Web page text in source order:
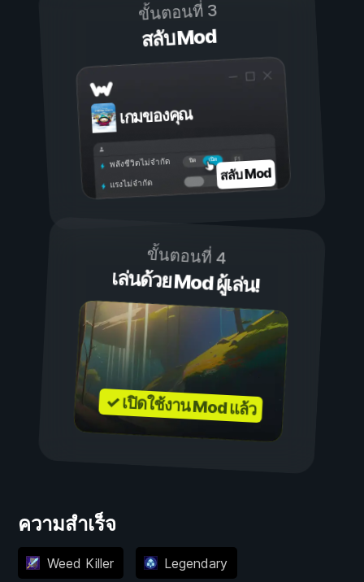
ขั้นตอนที่ 3
สลับ Mod
เกมของคุณ
เปิด
ปิด
พลังชีวิตไม่จำกัด
แรงไม่จำกัด สลับ Mod
ขั้นตอนที่ 4
เล่นด้วย Mod ผู้เล่น!
✓ เปิดใช้งาน Mod แล้ว
ความสำเร็จ
Weed Killer Legendary